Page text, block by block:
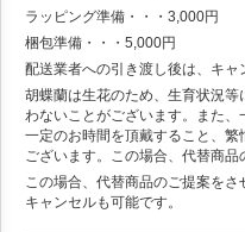
ラッピング準備・・・3,000円
梱包準備・・・5,000円
配送業者への引き渡し後は、キャ
胡蝶蘭は生花のため、生育状況
わないことがございます。また、
一定のお時間を頂戴すること、
ございます。この場合、代替商品
この場合、代替商品のご提案を
キャンセルも可能です。